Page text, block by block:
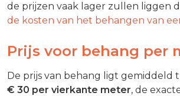
de prijzen vaak lager zullen liggen
de kosten van het behangen van
Prijs voor behang per
De prijs van behang ligt gemiddeld
€ 30 per vierkante meter, de